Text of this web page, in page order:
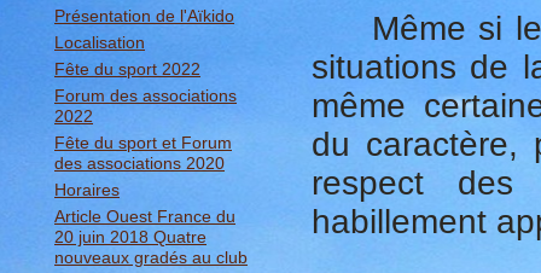
Présentation de l'Aïkido
Localisation
Fête du sport 2022
Forum des associations
2022
Fête du sport et Forum
des associations 2020
Horaires
Article Ouest France du
20 juin 2018 Quatre
nouveaux gradés au club
Même si les
situations de
même
du caractère,
respect des
habillement